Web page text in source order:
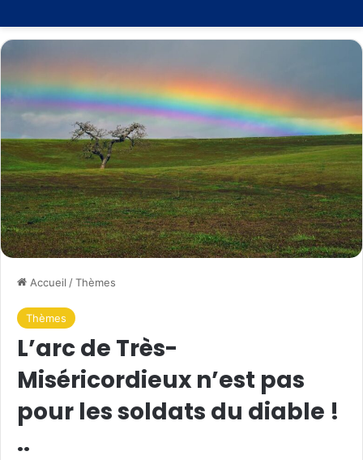
Accueil /Thèmes
Thèmes
L’arc de Très-
Miséricordieux n’est pas
pour les soldats du diable !
..